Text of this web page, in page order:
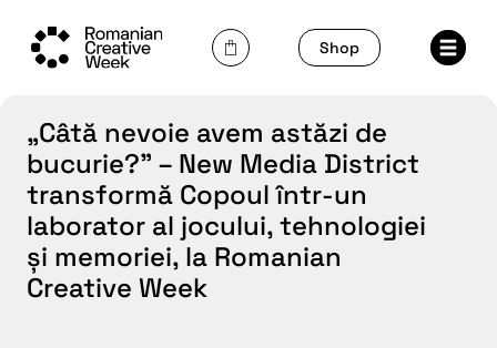
content
Shop
„Câtă nevoie avem astăzi de
bucurie?” – New Media District
transformă Copoul într-un
laborator al jocului, tehnologiei
și memoriei, la Romanian
Creative Week